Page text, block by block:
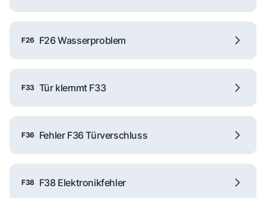
F26 F26 Wasserproblem
F33 Tür klemmt F33
F36 Fehler F36 Türverschluss
F38 F38 Elektronikfehler